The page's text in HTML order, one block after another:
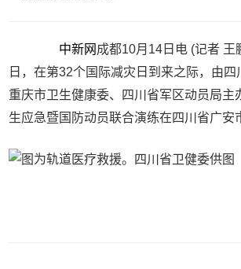
中新网 成都10月14日电 (记者 王
日，在第32个国际减灾日到来之际，由四
重庆市卫生健康委、四川省军区动员局主
生应急暨国防动员联合演练在四川省广安